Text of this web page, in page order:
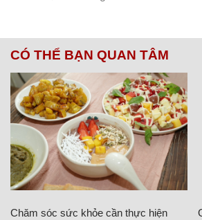
CÓ THỂ BẠN QUAN TÂM
Chăm sóc sức khỏe cần thực hiện